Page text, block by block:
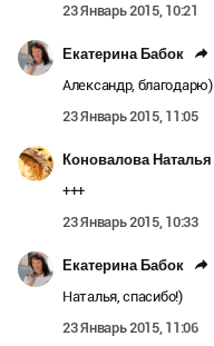
23 Январь 2015, 10:21
Екатерина Бабок
Александр, благодарю)
23 Январь 2015, 11:05
Коновалова Наталья
+++
23 Январь 2015, 10:33
Екатерина Бабок
Наталья, спасибо!)
23 Январь 2015, 11:06